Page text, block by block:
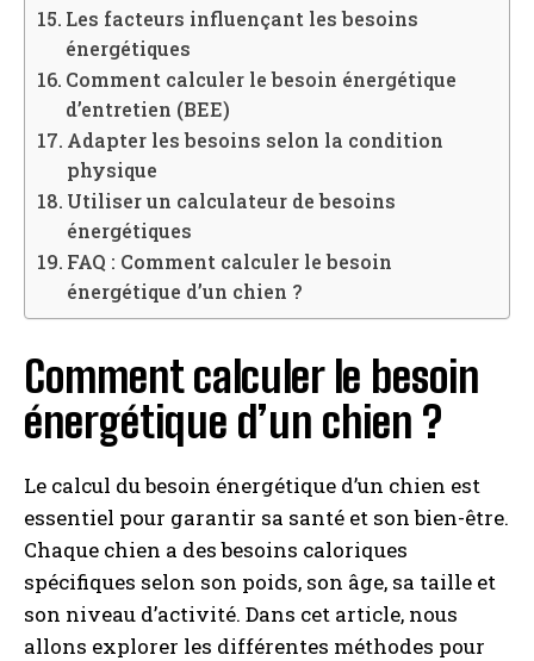
Les facteurs influençant les besoins
énergétiques
Comment calculer le besoin énergétique
d’entretien (BEE)
Adapter les besoins selon la condition
physique
Utiliser un calculateur de besoins
énergétiques
FAQ : Comment calculer le besoin
énergétique d’un chien ?
Comment calculer le besoin
énergétique d’un chien ?
Le calcul du besoin énergétique d’un chien est
essentiel pour garantir sa santé et son bien-être.
Chaque chien a des besoins caloriques
spécifiques selon son poids, son âge, sa taille et
son niveau d’activité. Dans cet article, nous
allons explorer les différentes méthodes pour